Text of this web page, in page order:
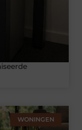
WONINGEN